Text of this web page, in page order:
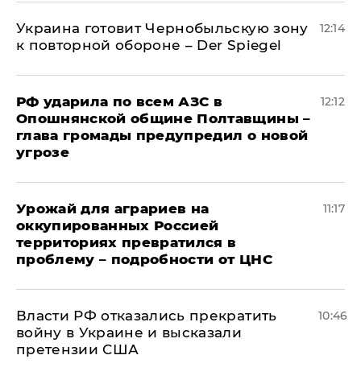
Украина готовит Чернобыльскую зону
к повторной обороне – Der Spiegel
12:14
РФ ударила по всем АЗС в
Опошнянской общине Полтавщины –
глава громады предупредил о новой
угрозе
12:12
Урожай для аграриев на
оккупированных Россией
территориях превратился в
проблему – подробности от ЦНС
11:17
Власти РФ отказались прекратить
войну в Украине и высказали
претензии США
10:46